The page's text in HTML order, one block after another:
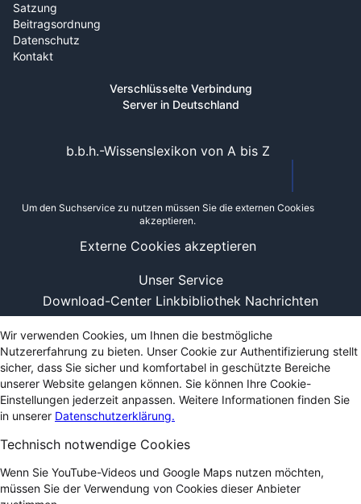
Satzung
Beitragsordnung
Datenschutz
Kontakt
Verschlüsselte Verbindung
Server in Deutschland
Unser Service
Download-Center Linkbibliothek Nachrichten
b.b.h.-Wissenslexikon von A bis Z
Um den Suchservice zu nutzen müssen Sie die externen Cookies
akzeptieren.
Externe Cookies akzeptieren
Wir verwenden Cookies, um Ihnen die bestmögliche
Nutzererfahrung zu bieten. Unser Cookie zur Authentifizierung stellt
sicher, dass Sie sicher und komfortabel in geschützte Bereiche
unserer Website gelangen können. Sie können Ihre Cookie-
Einstellungen jederzeit anpassen. Weitere Informationen finden Sie
in unserer Datenschutzerklärung.
Technisch notwendige Cookies
Wenn Sie YouTube-Videos und Google Maps nutzen möchten,
müssen Sie der Verwendung von Cookies dieser Anbieter